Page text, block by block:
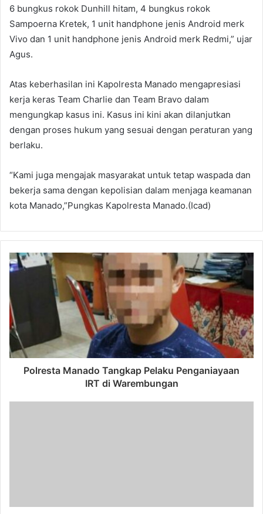
6 bungkus rokok Dunhill hitam, 4 bungkus rokok
Sampoerna Kretek, 1 unit handphone jenis Android merk
Vivo dan 1 unit handphone jenis Android merk Redmi,” ujar
Agus.
Atas keberhasilan ini Kapolresta Manado mengapresiasi
kerja keras Team Charlie dan Team Bravo dalam
mengungkap kasus ini. Kasus ini kini akan dilanjutkan
dengan proses hukum yang sesuai dengan peraturan yang
berlaku.
“Kami juga mengajak masyarakat untuk tetap waspada dan
bekerja sama dengan kepolisian dalam menjaga keamanan
kota Manado,”Pungkas Kapolresta Manado.(Icad)
Polresta Manado Tangkap Pelaku Penganiayaan
IRT di Warembungan